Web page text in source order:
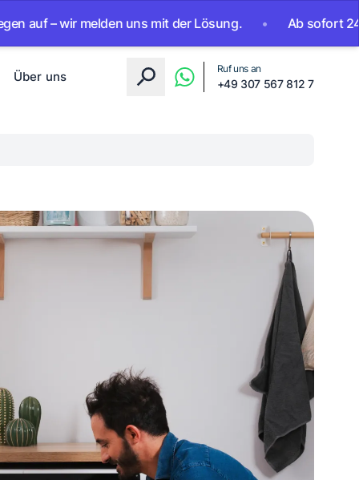
melden uns mit der Lösung. • Ab sofort 24/7
Über uns
Ruf uns an
+49 307 567 812 7